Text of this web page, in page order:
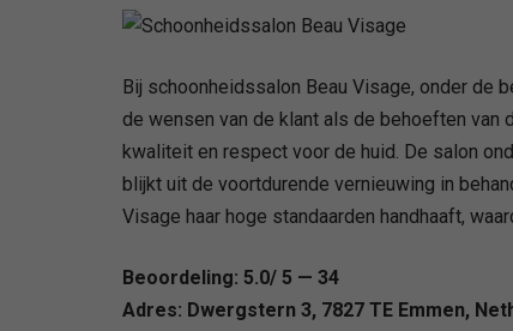
Bij schoonheidssalon Beau Visage, onder de
de wensen van de klant als de behoeften van
kwaliteit en respect voor de huid. De salon
blijkt uit de voortdurende vernieuwing in
Visage haar hoge standaarden handhaaft,
Beoordeling: 5.0/ 5 — 34
Adres: Dwergstern 3, 7827 TE Emmen,